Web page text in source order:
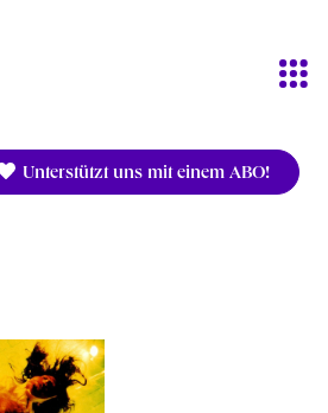
Unterstützt uns mit einem ABO!